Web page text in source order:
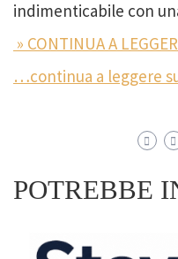
indimenticabile con
» CONTINUA A
…continua a leggere
POTREBBE